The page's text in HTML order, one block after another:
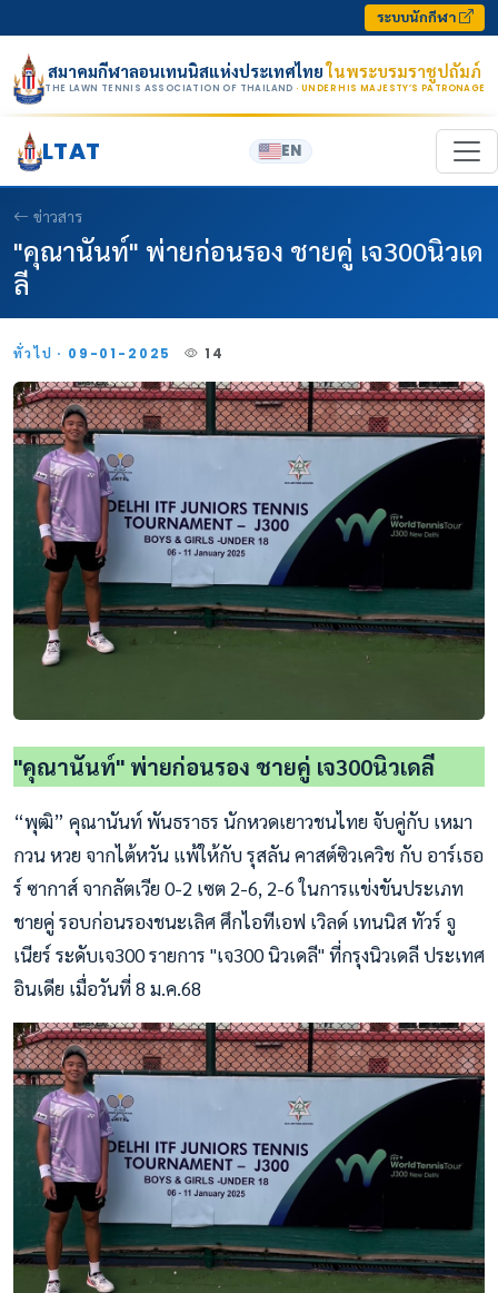
ระบบนักกีฬา
สมาคมกีฬาลอนเทนนิสแห่งประเทศไทยในพระบรมราชูปถัมภ์
THE LAWN TENNIS ASSOCIATION OF THAILAND · UNDER HIS MAJESTY’S PATRONAGE
LTAT EN
ข่าวสาร
"คุณานันท์" พ่ายก่อนรอง ชายคู่ เจ300นิวเด
ลี
ทั่วไป · 09-01-2025 14
"คุณานันท์" พ่ายก่อนรอง ชายคู่ เจ300นิวเดลี
“พุฒิ” คุณานันท์ พันธราธร นักหวดเยาวชนไทย จับคู่กับ เหมา
กวน หวย จากไต้หวัน แพ้ให้กับ รุสลัน คาสต์ซิวเควิช กับ อาร์เธอ
ร์ ซากาส์ จากลัตเวีย 0-2 เซต 2-6, 2-6 ในการแข่งขันประเภท
ชายคู่ รอบก่อนรองชนะเลิศ ศึกไอทีเอฟ เวิลด์ เทนนิส ทัวร์ จู
เนียร์ ระดับเจ300 รายการ "เจ300 นิวเดลี" ที่กรุงนิวเดลี ประเทศ
อินเดีย เมื่อวันที่ 8 ม.ค.68